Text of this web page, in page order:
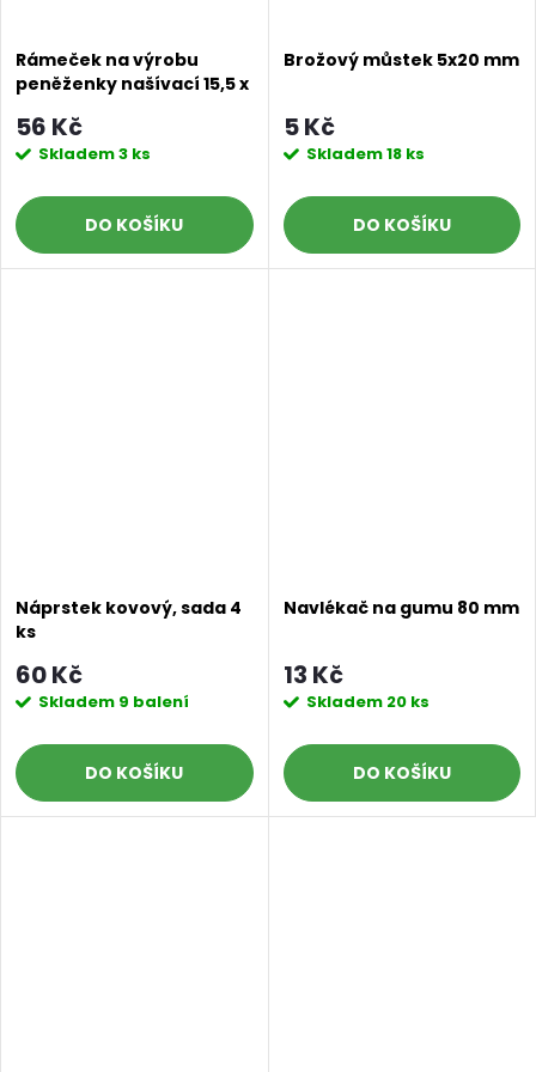
Rámeček na výrobu
peněženky našívací 15,5 x
56 Kč
Skladem3 ks
DO KOŠÍKU
Brožový můstek 5x20 mm
5 Kč
Skladem18 ks
DO KOŠÍKU
Náprstek kovový, sada 4
ks
60 Kč
Skladem 9 balení
DO KOŠÍKU
Navlékač na gumu 80 mm
13 Kč
Skladem 20 ks
DO KOŠÍKU